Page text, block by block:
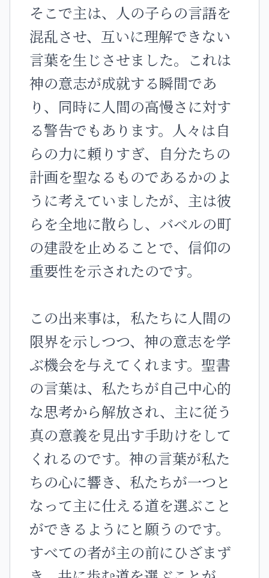
そこで主は、人の子らの言語を
混乱させ、互いに理解できない
言葉を生じさせました。これは
神の意志が成就する瞬間であ
り、同時に人間の高慢さに対す
る警告でもあります。人々は自
らの力に頼りすぎ、自分たちの
計画を聖なるものであるかのよ
うに考えていましたが、主は彼
らを全地に散らし、バベルの町
の建設を止めることで、信仰の
重要性を示されたのです。
この出来事は，私たちに人間の
限界を示しつつ、神の意志を学
ぶ機会を与えてくれます。聖書
の言葉は、私たちが自己中心的
な思考から解放され、主に従う
真の意義を見出す手助けをして
くれるのです。神の言葉が私た
ちの心に響き、私たちが一つと
なって主に仕える道を選ぶこと
ができるようにと願うのです。
すべての者が主の前にひざまず